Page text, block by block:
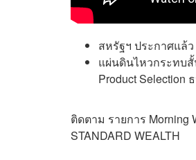
สหรัฐฯ ประกาศแล้
แผ่นดินไหวกระทบสั้
Product
ติดตาม รายการ Morning
STANDARD WEALTH